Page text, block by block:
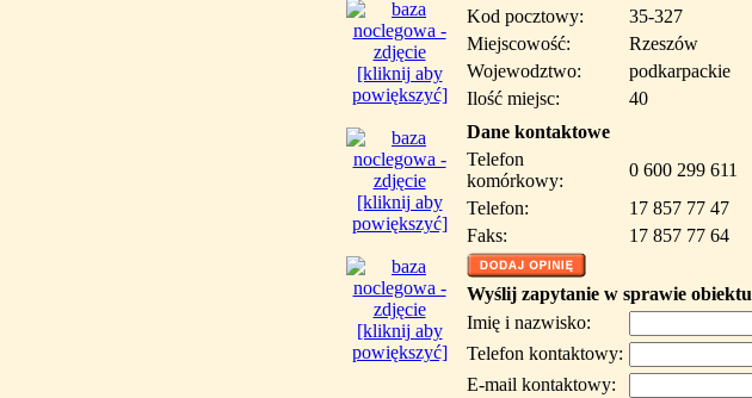
[kliknij aby
powiększyć]
[kliknij aby
powiększyć]
[kliknij aby
powiększyć]
Kod pocztowy:
35-327
Miejscowość:
Rzeszów
Wojewodztwo:
podkarpackie
Ilość miejsc:
40
Dane kontaktowe
Telefon
komórkowy:
0 600 299 611
Telefon:
17 857 77 47
Faks:
17 857 77 64
Wyślij zapytanie w sprawie obiektu
Imię i nazwisko:
Telefon kontaktowy:
E-mail kontaktowy: